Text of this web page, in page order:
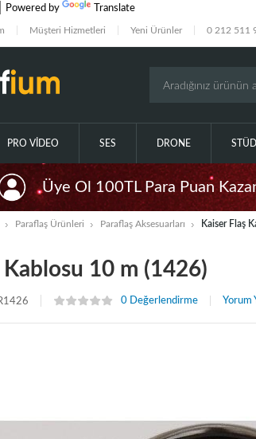
Powered by Translate
Müşteri Hizmetleri Yeni Ürünler 0 212 511
PRO VIDEO SES DRONE
Üye Ol 100TL Para Puan
Paraflaş Ürünleri Paraflaş Aksesuarları Kaiser Flaş
Kablosu 10 m (1426)
0 Değerlendirme Yorum